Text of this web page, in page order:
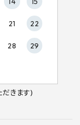
21 22
28 29
きます)